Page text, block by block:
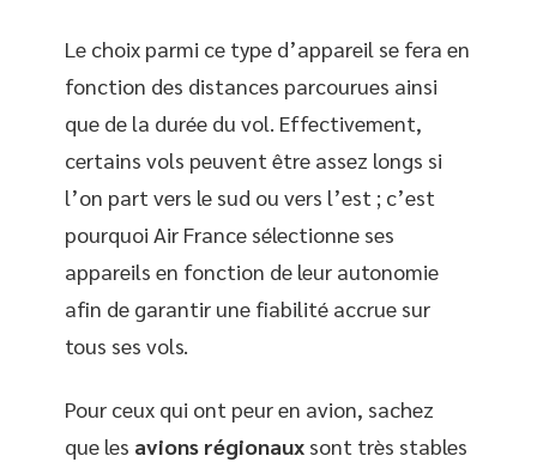
Le choix parmi ce type d’appareil se fera en
fonction des distances parcourues ainsi
que de la durée du vol. Effectivement,
certains vols peuvent être assez longs si
l’on part vers le sud ou vers l’est ; c’est
pourquoi Air France sélectionne ses
appareils en fonction de leur autonomie
afin de garantir une fiabilité accrue sur
tous ses vols.
Pour ceux qui ont peur en avion, sachez
que les avions régionaux sont très stables